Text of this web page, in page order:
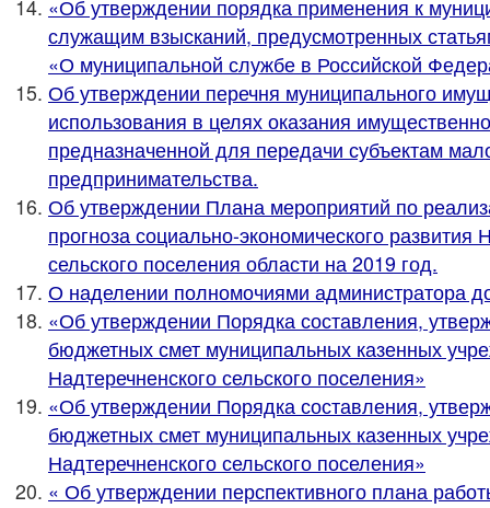
«Об утверждении порядка применения к
служащим взысканий, предусмотренных
«О муниципальной службе в Российской
Об утверждении перечня муниципального
использования в целях оказания
предназначенной для передачи субъектам
предпринимательства.
Об утверждении Плана мероприятий по
прогноза социально-экономического развития
сельского поселения области на 2019 год.
О наделении полномочиями администратора
«Об утверждении Порядка составления,
бюджетных смет муниципальных казенных
Надтеречненского сельского поселения»
«Об утверждении Порядка составления,
бюджетных смет муниципальных казенных
Надтеречненского сельского поселения»
« Об утверждении перспективного плана